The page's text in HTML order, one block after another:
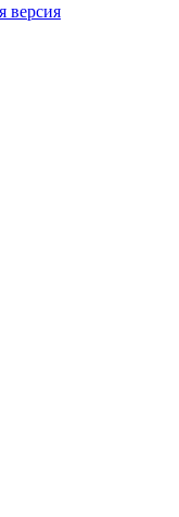
версия